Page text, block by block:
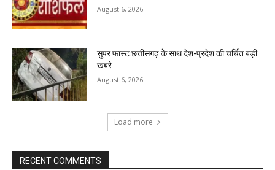
August 6, 2026
सुपर फास्ट:छत्तीसगढ़ के साथ देश-प्रदेश की चर्चित बड़ी
खबरे
August 6, 2026
Load more
RECENT COMMENTS